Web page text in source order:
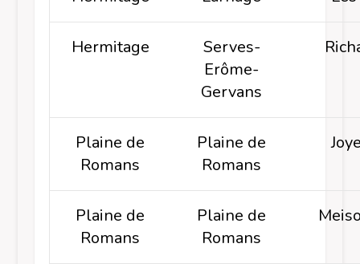
Hermitage
Serves-
Erôme-
Gervans
Plaine de
Romans
Plaine de
Romans
Plaine de
Romans
Plaine de
Romans